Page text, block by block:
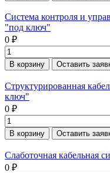
Система контроля и
"под ключ"
0 ₽
В корзину Оставить
Структурированная
ключ"
0 ₽
В корзину Оставить
Слаботочная кабельная
0 ₽